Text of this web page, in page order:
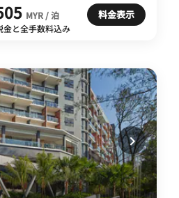
MYR / 泊
金と全手数料込み
料金表示